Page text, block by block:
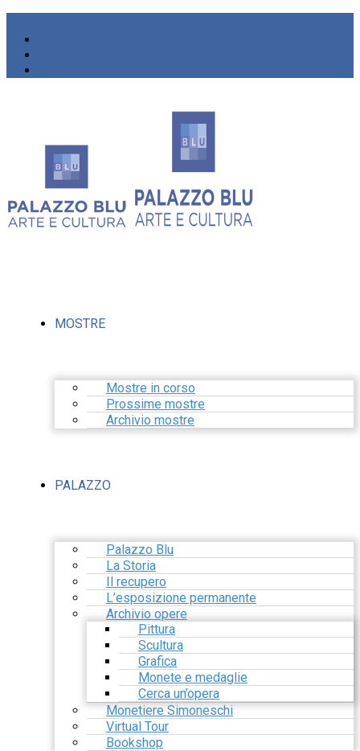
MOSTRE
Mostre in corso
Prossime mostre
Archivio mostre
PALAZZO
Palazzo Blu
La Storia
Il recupero
L’esposizione permanente
Archivio opere
Pittura
Scultura
Grafica
Monete e medaglie
Cerca un’opera
Monetiere Simoneschi
Virtual Tour
Bookshop